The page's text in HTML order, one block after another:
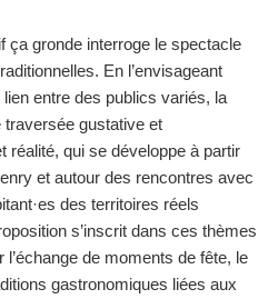
ça gronde interroge le spectacle
En l’envisageant
entre des publics variés, la
gustative et
réalité, qui se développe à partir
et autour des rencontres avec
des territoires réels
s’inscrit dans ces thèmes
l’échange de moments de fête, le
gastronomiques liées aux